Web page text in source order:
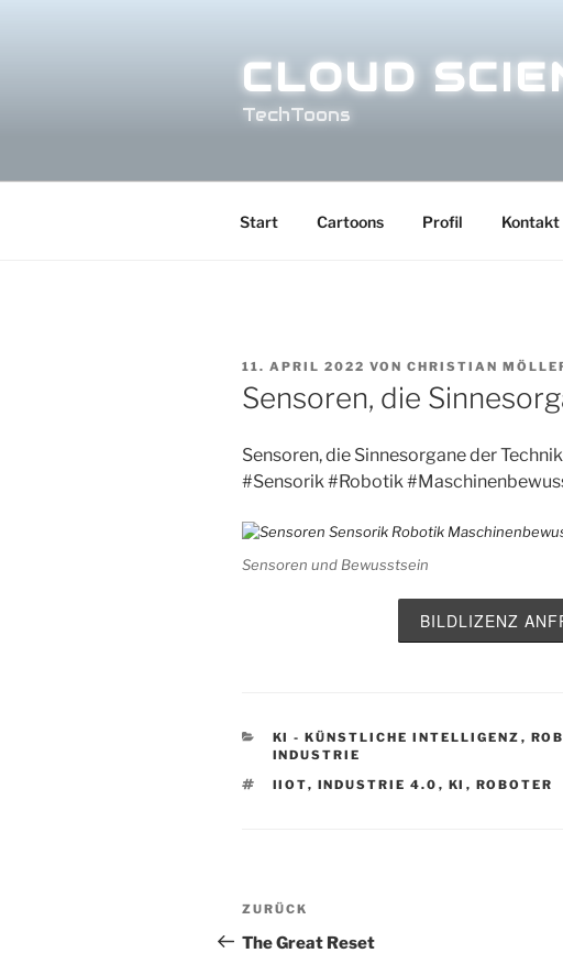
CLOUD
TechToons
Start Cartoons Profil Kontakt
VERÖFFENTLICHT
AM
11. APRIL 2022 VON CHRISTIAN
Sensoren, die
Sensoren, die Sinnesorgane der
#Sensorik#Robotik
Sensoren und Bewusstsein
BILDLIZENZ
KATEGORIEN
KI - KÜNSTLICHE INTELLIGENZ ,
INDUSTRIE
SCHLAGWÖRTER
IIOT, INDUSTRIE 4.0 , KI , ROBOTER
Beitragsnavigation
Vorheriger
Beitrag
ZURÜCK
The Great Reset